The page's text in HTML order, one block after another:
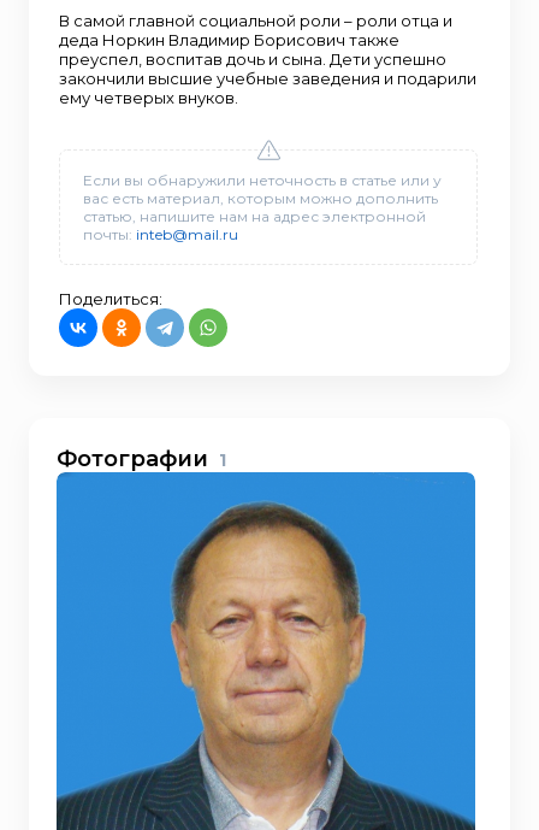
В самой главной социальной роли – роли отца и
деда Норкин Владимир Борисович также
преуспел, воспитав дочь и сына. Дети успешно
закончили высшие учебные заведения и подарили
ему четверых внуков.
Если вы обнаружили неточность в статье или у
вас есть материал, которым можно дополнить
статью, напишите нам на адрес электронной
почты: inteb@mail.ru
Поделиться:
Фотографии 1